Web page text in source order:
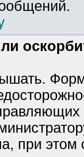
при этом